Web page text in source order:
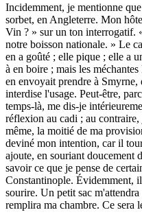
Incidemment, je mentionne
sorbet, en Angleterre. Mon
Vin ? » sur un ton interrogatif.
notre boisson nationale. » Le
en a goûté ; elle pique ; elle a
à en boire ; mais les
en envoyait prendre à
interdise l'usage. Peut-être,
temps-là, me dis-je
réflexion au cadi ; au
même, la moitié de ma
deviné mon intention, car il
ajoute, en souriant doucement
savoir ce que je pense de
Constantinople. Évidemment,
sourire. Un petit sac
remplira ma chambre. Ce sera